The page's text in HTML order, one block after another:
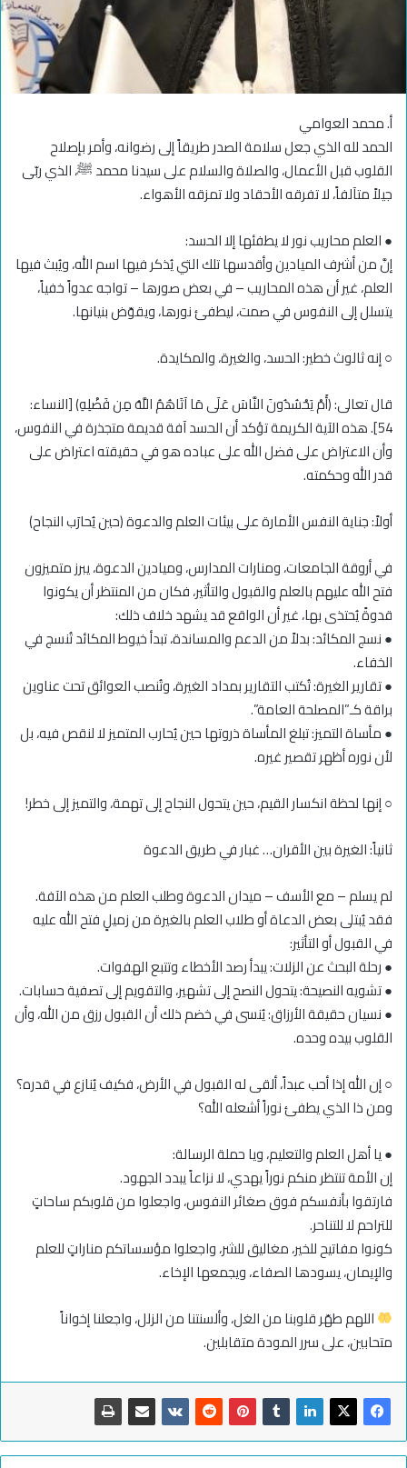
أ. محمد العوامي
الحمد لله الذي جعل سلامة الصدر طريقاً إلى رضوانه، وأمر بإصلاح
القلوب قبل الأعمال، والصلاة والسلام على سيدنا محمد ﷺ، الذي ربّى
جيلاً متآلفاً، لا تفرقه الأحقاد ولا تمزقه الأهواء.
● العلم محاريب نور لا يطفئها إلا الحسد:
إنَّ من أشرف الميادين وأقدسها تلك التي يُذكر فيها اسم الله، ويُبث فيها
العلم، غير أن هذه المحاريب – في بعض صورها – تواجه عدواً خفياً،
يتسلل إلى النفوس في صمت، ليطفئ نورها، ويقوّض بنيانها.
○ إنه ثالوث خطير: الحسد، والغيرة، والمكايدة.
قال تعالى: ﴿أَمْ يَحْسُدُونَ النَّاسَ عَلَى مَا آتَاهُمُ اللَّهُ مِن فَضْلِهِ﴾ [النساء:
54]. هذه الآية الكريمة تؤكد أن الحسد آفة قديمة متجذرة في النفوس،
وأن الاعتراض على فضل الله على عباده هو في حقيقته اعتراض على
قدر الله وحكمته.
أولاً: جناية النفس الأمارة على بيئات العلم والدعوة (حين يُحارَب النجاح)
في أروقة الجامعات، ومنارات المدارس، وميادين الدعوة، يبرز متميزون
فتح الله عليهم بالعلم والقبول والتأثير، فكان من المنتظر أن يكونوا
قدوةً يُحتذى بها، غير أن الواقع قد يشهد خلاف ذلك:
● نسج المكائد: بدلاً من الدعم والمساندة، تبدأ خيوط المكائد تُنسج في
الخفاء.
● تقارير الغيرة: تُكتب التقارير بمداد الغيرة، وتُنصب العوائق تحت عناوين
براقة كـ”المصلحة العامة”.
● مأساة التميز: تبلغ المأساة ذروتها حين يُحارب المتميز لا لنقص فيه، بل
لأن نوره أظهر تقصير غيره.
○ إنها لحظة انكسار القيم، حين يتحول النجاح إلى تهمة، والتميز إلى خطر!
ثانياً: الغيرة بين الأقران… غبار في طريق الدعوة
لم يسلم – مع الأسف – ميدان الدعوة وطلب العلم من هذه الآفة.
فقد يُبتلى بعض الدعاة أو طلاب العلم بالغيرة من زميلٍ فتح الله عليه
في القبول أو التأثير:
● رحلة البحث عن الزلات: يبدأ رصد الأخطاء وتتبع الهفوات.
● تشويه النصيحة: يتحول النصح إلى تشهير، والتقويم إلى تصفية حسابات.
● نسيان حقيقة الأرزاق: يُنسى في خضم ذلك أن القبول رزق من الله، وأن
القلوب بيده وحده.
○ إن الله إذا أحب عبداً، ألقى له القبول في الأرض، فكيف يُنازع في قدره؟
ومن ذا الذي يطفئ نوراً أشعله الله؟
● يا أهل العلم والتعليم، ويا حملة الرسالة:
إن الأمة تنتظر منكم نوراً يهدي، لا نزاعاً يبدد الجهود.
فارتقوا بأنفسكم فوق صغائر النفوس، واجعلوا من قلوبكم ساحاتٍ
للتراحم لا للتناحر.
كونوا مفاتيح للخير، مغاليق للشر، واجعلوا مؤسساتكم مناراتٍ للعلم
والإيمان، يسودها الصفاء، ويجمعها الإخاء.
اللهم طهّر قلوبنا من الغل، وألسنتنا من الزلل، واجعلنا إخواناً
متحابين، على سرر المودة متقابلين.